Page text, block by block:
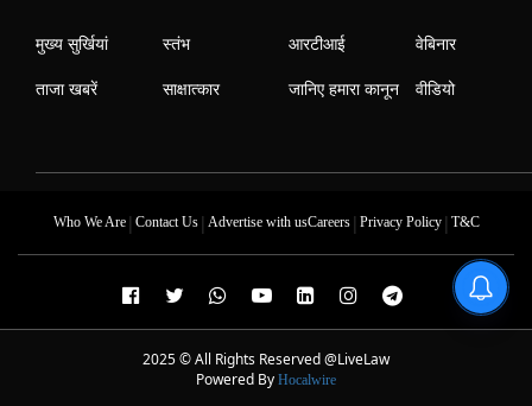
मुख्य सुर्खियां
ताजा खबरें
स्तंभ
साक्षात्कार
आरटीआई
जानिए हमारा कानून
वेबिनार
वीडियो
Who We Are| Contact Us| Advertise with usCareers| Privacy Policy| T&C
2025 © All Rights Reserved @LiveLaw
Powered By Hocalwire